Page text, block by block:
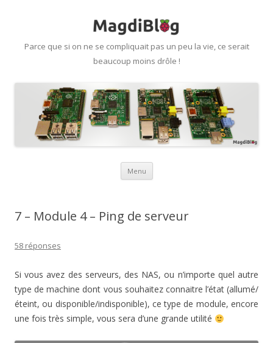
Parce que si on ne se compliquait pas un peu la vie, ce serait
beaucoup moins drôle !
Menu Aller
7 – Module 4 – Ping de serveur
58 réponses
Si vous avez des serveurs, des NAS, ou n’importe quel autre
type de machine dont vous souhaitez connaitre l’état (allumé/
éteint, ou disponible/indisponible), ce type de module, encore
une fois très simple, vous sera d’une grande utilité